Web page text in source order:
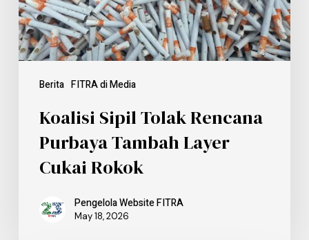
Berita FITRA di Media
Koalisi Sipil Tolak Rencana
Purbaya Tambah Layer
Cukai Rokok
Pengelola Website FITRA
May 18, 2026